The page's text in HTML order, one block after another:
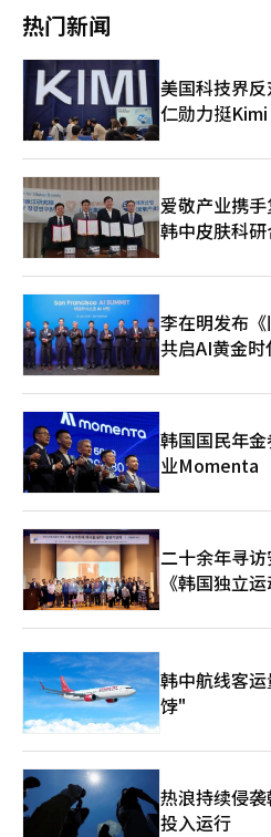
纪黑死病”更严峻的人口危机。 江南区大峙洞课外教育机构林立
块，供外籍求职者分享就业心得与生活点滴。
11月推出了外籍人才招聘平台
工作的外国人提供求职机会。该平
引入了外国人认证程序，以确保招
才。在KoMate平台上，企业可自由
水平及签证种类等招聘条件，而外
型、工作形态、韩语能力等详细条
心仪的职位信息。此外，Saramin
台K-Visa携手合作，为招聘外籍员
理服务。 统计厅上月发布的《2024年移民滞留实态及雇佣调查结
果》显示，截至去年5月，韩国常驻
名，首次迈过百万大关。此外，韩
学生韩国企业就业意向实态调查》
趣，但招聘信息匮乏、签证问题等
石。 针对这一现状，Klick平台相关人士表示：“外国人在韩国面
临工作岗位信息不足及相关行政处
于提供丰富实用的生活信息及招聘
为便捷、高效的求职体验。”‌
热门新闻
美国科技界
仁勋力挺
爱敬产业携
韩中皮肤科
李在明发布
共启AI黄金时
韩国国民年
业Momenta
二十余年寻
《韩国独立
韩中航线客
饽"
热浪持续侵
投入运行